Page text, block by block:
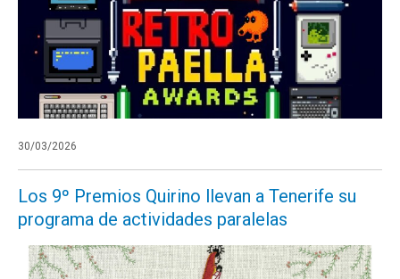
30/03/2026
Los 9º Premios Quirino llevan a Tenerife su
programa de actividades paralelas